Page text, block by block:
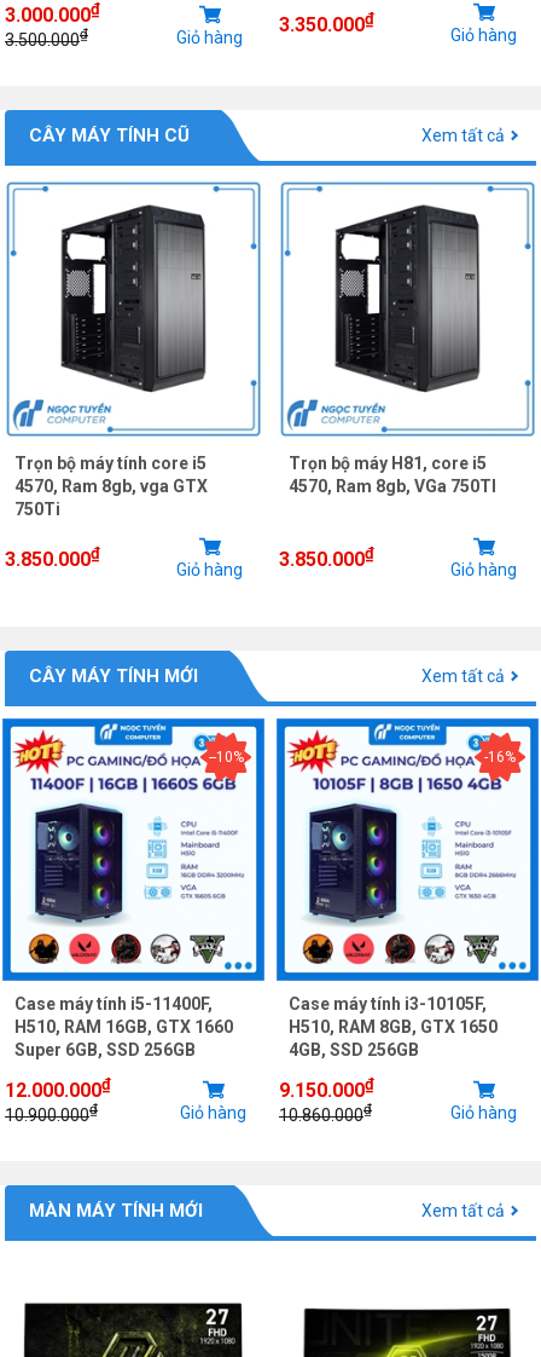
3.000.000₫
3.500.000₫ Giỏ hàng
3.350.000₫
Giỏ hàng
CÂY MÁY TÍNH CŨ Xem tất cả
Trọn bộ máy tính core i5
4570, Ram 8gb, vga GTX
750Ti
3.850.000₫
Giỏ hàng
Trọn bộ máy H81, core i5
4570, Ram 8gb, VGa 750TI
3.850.000₫
Giỏ hàng
CÂY MÁY TÍNH MỚI Xem tất cả
--10%
Case máy tính i5-11400F,
H510, RAM 16GB, GTX 1660
Super 6GB, SSD 256GB
12.000.000₫
10.900.000₫ Giỏ hàng
-16%
Case máy tính i3-10105F,
H510, RAM 8GB, GTX 1650
4GB, SSD 256GB
9.150.000₫
10.860.000₫ Giỏ hàng
MÀN MÁY TÍNH MỚI Xem tất cả